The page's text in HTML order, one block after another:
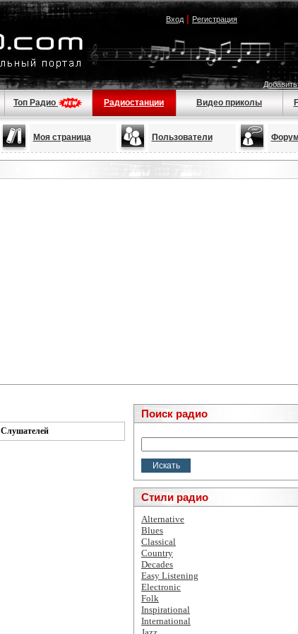
Вход| Регистрация
Топ Радио Радиостанции Видео приколы
Моя страница Пользователи Форум
Слушателей
Поиск радио
Стили радио
Alternative
Blues
Classical
Country
Decades
Easy Listening
Electronic
Folk
Inspirational
International